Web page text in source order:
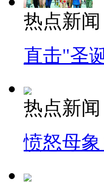
热点新闻
直击"圣
热点新闻
愤怒母